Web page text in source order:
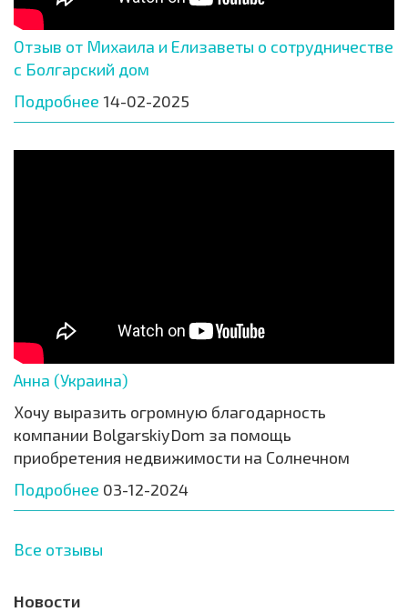
Отзыв от Михаила и Елизаветы о сотрудничестве
с Болгарский дом
Подробнее 14-02-2025
Анна (Украина)
Хочу выразить огромную благодарность
компании BolgarskiyDom за помощь
приобретения недвижимости на Солнечном
Подробнее 03-12-2024
Все отзывы
Новости